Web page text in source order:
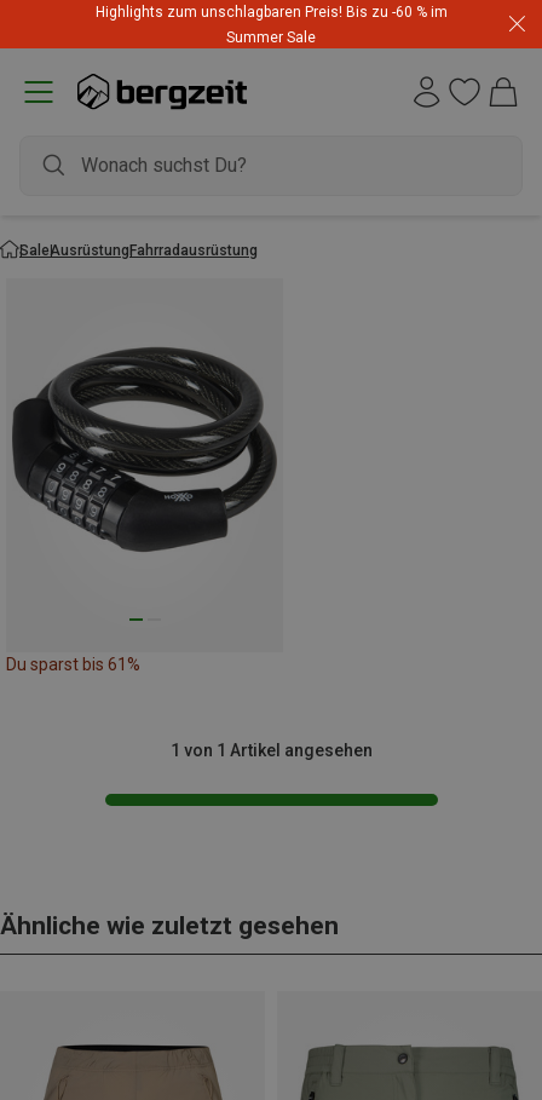
Highlights zum unschlagbaren Preis! Bis zu -60 % im
Summer Sale
SaleAusrüstungFahrradausrüstung
Du sparst bis 61%
1 von 1 Artikel angesehen
Ähnliche wie zuletzt gesehen